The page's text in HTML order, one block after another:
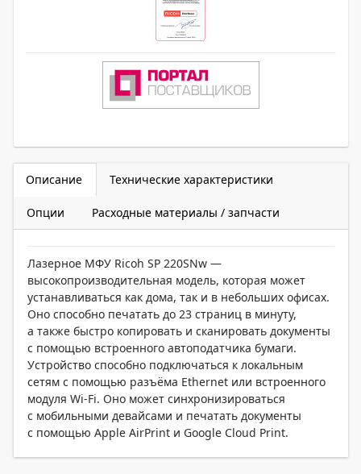
Описание Технические характеристики
Опции Расходные материалы / запчасти
Лазерное МФУ Ricoh SP 220SNw —
высокопроизводительная модель, которая может
устанавливаться как дома, так и в небольших офисах.
Оно способно печатать до 23 страниц в минуту,
а также быстро копировать и сканировать документы
с помощью встроенного автоподатчика бумаги.
Устройство способно подключаться к локальным
сетям с помощью разъёма Ethernet или встроенного
модуля Wi-Fi. Оно может синхронизироваться
с мобильными девайсами и печатать документы
с помощью Apple AirPrint и Google Cloud Print.